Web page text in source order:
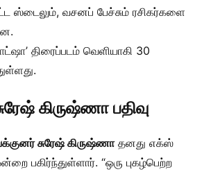
ஸ்டைலும், வசனப் பேச்சும் ரசிகர்களை
திரைப்படம் வெளியாகி 30
கிருஷ்ணா பதிவு
சுரேஷ் கிருஷ்ணாதனது எக்ஸ்
பகிர்ந்துள்ளார். “ஒரு புகழ்பெற்ற